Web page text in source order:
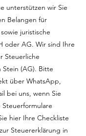
unterstützen wir Sie
Belangen für
juristische
oder AG. Wir sind Ihre
Steuerliche
(AG). Bitte
über WhatsApp,
bei uns, wenn Sie
hier Ihre Checkliste
Steuererklärung in